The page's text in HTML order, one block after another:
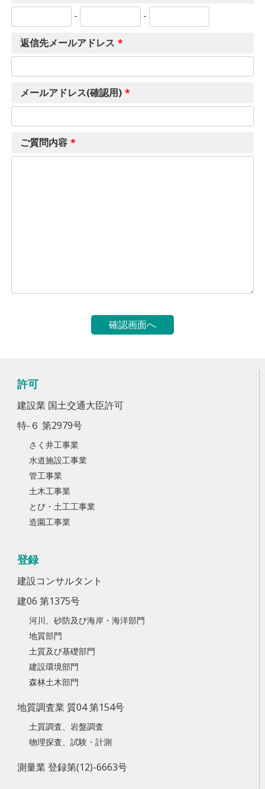
-
-
返信先メールアドレス *
メールアドレス(確認用) *
ご質問内容 *
許可
建設業 国土交通大臣許可
特-６ 第2979号
さく井工事業
水道施設工事業
管工事業
土木工事業
とび・土工工事業
造園工事業
登録
建設コンサルタント
建06 第1375号
河川、砂防及び海岸・海洋部門
地質部門
土質及び基礎部門
建設環境部門
森林土木部門
地質調査業 質04 第154号
土質調査、岩盤調査
物理探査、試験・計測
測量業 登録第(12)-6663号